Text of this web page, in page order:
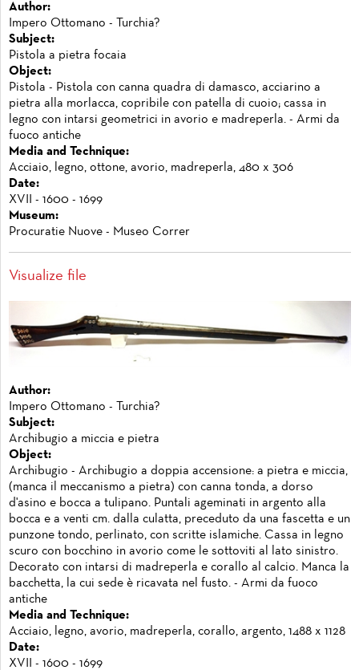
Author:
Impero Ottomano - Turchia?
Subject:
Pistola a pietra focaia
Object:
Pistola - Pistola con canna quadra di damasco, acciarino a
pietra alla morlacca, copribile con patella di cuoio; cassa in
legno con intarsi geometrici in avorio e madreperla. - Armi da
fuoco antiche
Media and Technique:
Acciaio, legno, ottone, avorio, madreperla, 480 x 306
Date:
XVII - 1600 - 1699
Museum:
Procuratie Nuove - Museo Correr
Visualize file
Author:
Impero Ottomano - Turchia?
Subject:
Archibugio a miccia e pietra
Object:
Archibugio - Archibugio a doppia accensione: a pietra e miccia,
(manca il meccanismo a pietra) con canna tonda, a dorso
d'asino e bocca a tulipano. Puntali ageminati in argento alla
bocca e a venti cm. dalla culatta, preceduto da una fascetta e un
punzone tondo, perlinato, con scritte islamiche. Cassa in legno
scuro con bocchino in avorio come le sottoviti al lato sinistro.
Decorato con intarsi di madreperla e corallo al calcio. Manca la
bacchetta, la cui sede è ricavata nel fusto. - Armi da fuoco
antiche
Media and Technique:
Acciaio, legno, avorio, madreperla, corallo, argento, 1488 x 1128
Date:
XVII - 1600 - 1699